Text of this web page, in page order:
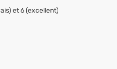
et 6 (excellent)